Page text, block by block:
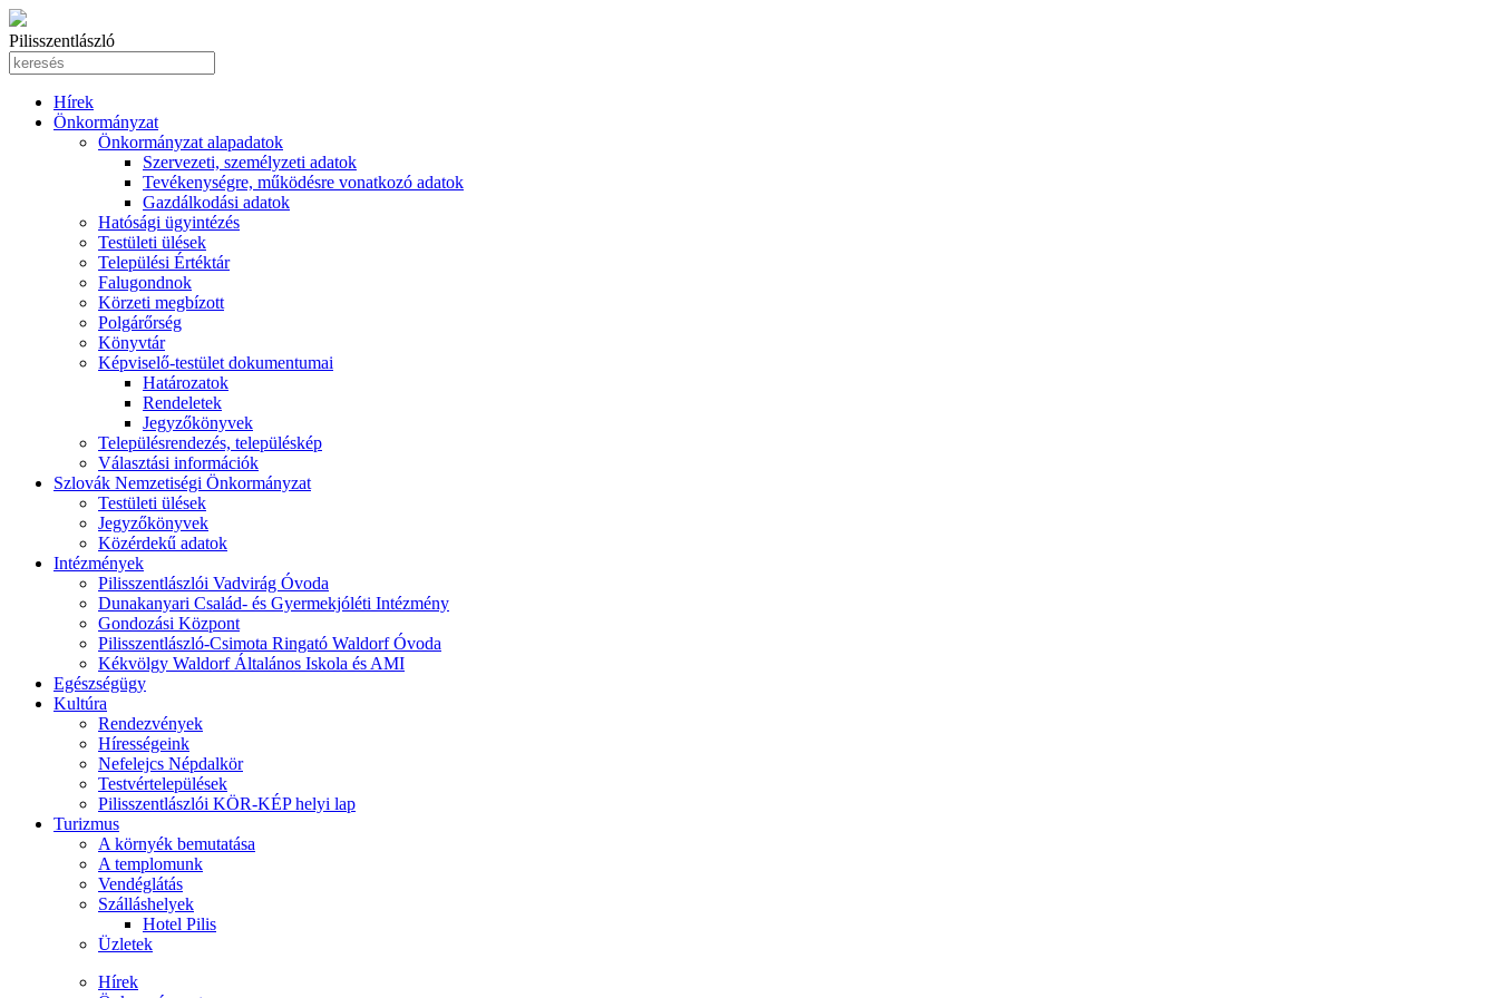
Pilisszentlászló
Hírek
Önkormányzat
Önkormányzat alapadatok
Szervezeti, személyzeti adatok
Tevékenységre, működésre vonatkozó adatok
Gazdálkodási adatok
Hatósági ügyintézés
Testületi ülések
Települési Értéktár
Falugondnok
Körzeti megbízott
Polgárőrség
Könyvtár
Képviselő-testület dokumentumai
Határozatok
Rendeletek
Jegyzőkönyvek
Településrendezés, településkép
Választási információk
Szlovák Nemzetiségi Önkormányzat
Testületi ülések
Jegyzőkönyvek
Közérdekű adatok
Intézmények
Pilisszentlászlói Vadvirág Óvoda
Dunakanyari Család- és Gyermekjóléti Intézmény
Gondozási Központ
Pilisszentlászló-Csimota Ringató Waldorf Óvoda
Kékvölgy Waldorf Általános Iskola és AMI
Egészségügy
Kultúra
Rendezvények
Hírességeink
Nefelejcs Népdalkör
Testvértelepülések
Pilisszentlászlói KÖR-KÉP helyi lap
Turizmus
A környék bemutatása
A templomunk
Vendéglátás
Szálláshelyek
Hotel Pilis
Üzletek
Hírek